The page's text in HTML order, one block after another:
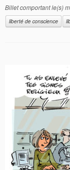
Billet comportant le(s)
liberté de conscience